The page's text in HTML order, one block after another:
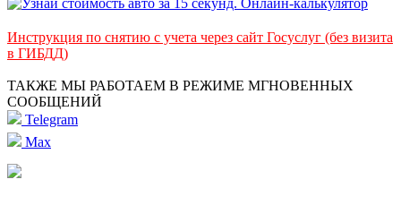
Инструкция по снятию с учета через сайт Госуслуг (без визита
в ГИБДД)
ТАКЖЕ МЫ РАБОТАЕМ В РЕЖИМЕ МГНОВЕННЫХ
СООБЩЕНИЙ
Telegram
Max